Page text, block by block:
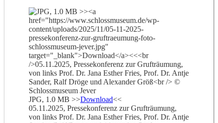
JPG, 1.0 MB >>Download<<
05.11.2025, Pressekonferenz zur Grufträumung,
von links Prof. Dr. Jana Esther Fries, Prof. Dr. Antje